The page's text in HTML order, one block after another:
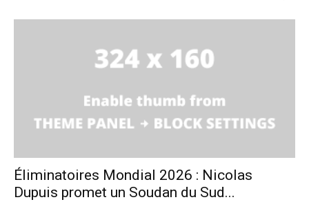
Éliminatoires Mondial 2026 : Nicolas
Dupuis promet un Soudan du Sud...